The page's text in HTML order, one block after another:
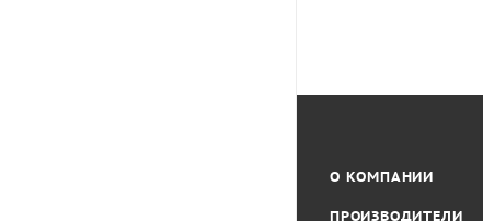
О КОМПАНИИ
ПРОИЗВОДИТЕЛИ